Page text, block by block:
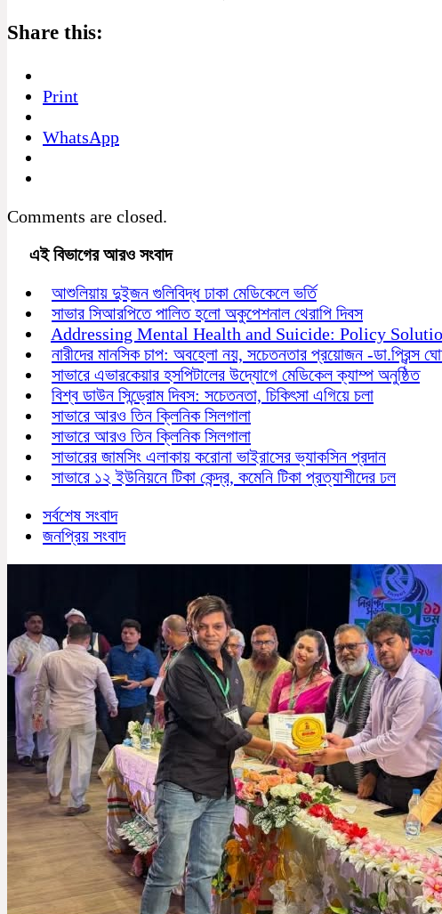
Share this:
Print
WhatsApp
Comments are closed.
এই বিভাগের আরও সংবাদ
আশুলিয়ায় দুইজন গুলিবিদ্ধ ঢাকা মেডিকেলে ভর্তি
সাভার সিআরপিতে পালিত হলো অকুপেশনাল থেরাপি দিবস
Addressing Mental Health and Suicide: Policy
নারীদের মানসিক চাপ: অবহেলা নয়, সচেতনতার প্রয়োজন -ডা.প্রিন্স
সাভারে এভারকেয়ার হসপিটালের উদ্যোগে মেডিকেল ক্যাম্প অনুষ্ঠিত
বিশ্ব ডাউন সিন্ড্রোম দিবস: সচেতনতা, চিকিৎসা এগিয়ে চলা
সাভারে আরও তিন ক্লিনিক সিলগালা
সাভারে আরও তিন ক্লিনিক সিলগালা
সাভারের জামসিং এলাকায় করোনা ভাইরাসের ভ্যাকসিন প্রদান
সাভারে ১২ ইউনিয়নে টিকা কেন্দ্র, কমেনি টিকা প্রত্যাশীদের ঢল
সর্বশেষ সংবাদ
জনপ্রিয় সংবাদ